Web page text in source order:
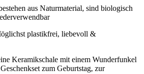
aus Naturmaterial, sind biologisch
plastikfrei, liebevoll &
Keramikschale mit einem Wunderfunkel
zum Geburtstag, zur